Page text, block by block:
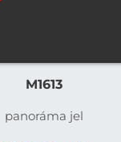
M1613
panoráma jel